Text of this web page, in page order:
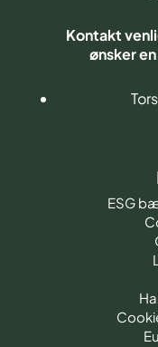
Kontakt
ønsker
ESG